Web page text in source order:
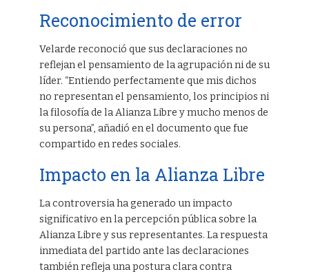
Reconocimiento de error
Velarde reconoció que sus declaraciones no
reflejan el pensamiento de la agrupación ni de su
líder. “Entiendo perfectamente que mis dichos
no representan el pensamiento, los principios ni
la filosofía de la Alianza Libre y mucho menos de
su persona”, añadió en el documento que fue
compartido en redes sociales.
Impacto en la Alianza Libre
La controversia ha generado un impacto
significativo en la percepción pública sobre la
Alianza Libre y sus representantes. La respuesta
inmediata del partido ante las declaraciones
también refleja una postura clara contra